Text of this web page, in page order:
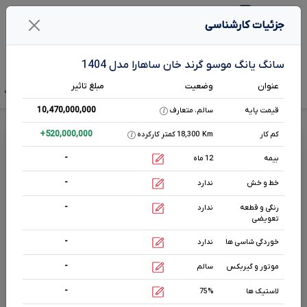
تخمین قیمت قیمت صفر تحلیل بازار هم رده‌ها‌ مشخصات
قیمت سانگ یانگ موسو گرند خان ساهارا
مشخصات بیشتر
2000cc
جزئیات کارشناسی
سانگ یانگ موسو گرند خان ساهارا مدل 1404
عنوان وضعیت مبلغ تاثیر
قیمت پایه سالم، متعارف 10,470,000,000
کم کار Km 18,300 کمتر کارکرده 520,000,000
+
بیمه 12 ماه -
خط و خش ندارد -
رنگی و قطعه
تعویضی
ندارد -
خوردگی شاسی ها ندارد -
موتور و گیربکس سالم -
لاستیک ها 75%
-